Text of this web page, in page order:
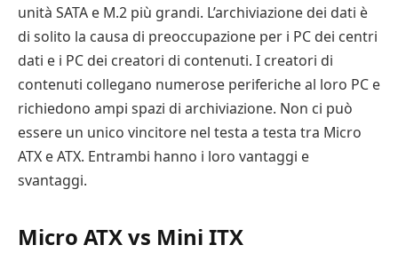
unità SATA e M.2 più grandi. L’archiviazione dei dati è
di solito la causa di preoccupazione per i PC dei centri
dati e i PC dei creatori di contenuti. I creatori di
contenuti collegano numerose periferiche al loro PC e
richiedono ampi spazi di archiviazione. Non ci può
essere un unico vincitore nel testa a testa tra Micro
ATX e ATX. Entrambi hanno i loro vantaggi e
svantaggi.
Micro ATX vs Mini ITX